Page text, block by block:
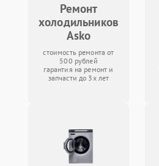
Ремонт
холодильников
Asko
стоимость ремонта от
500 рублей
гарантия на ремонт и
запчасти до 3х лет